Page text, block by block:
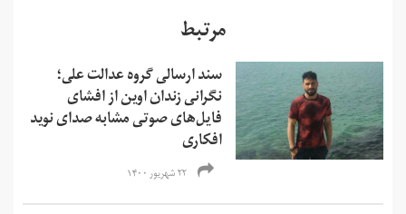
مرتبط
سند ارسالی گروه عدالت علی؛
نگرانی زندان اوین از افشای
فایل‌های صوتی مشابه صدای نوید
افکاری
۲۲ شهریور ۱۴۰۰